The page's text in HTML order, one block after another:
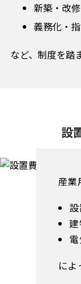
新築・改
義務化・
など、制度を踏
設
産業
によ